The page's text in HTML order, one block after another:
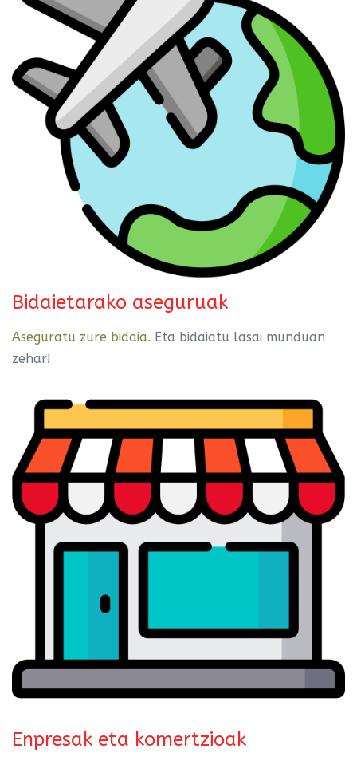
Bidaietarako aseguruak
Aseguratu zure bidaia. Eta bidaiatu lasai munduan
zehar!
Enpresak eta komertzioak